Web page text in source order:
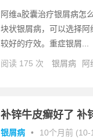
阿维a胶囊治疗银屑病怎
块状银屑病，可以选择
较好的疗效。重症银屑...
阅读 175 次 银屑病 阿
补锌牛皮癣好了 补
银屑病 • 10个月前 (10-